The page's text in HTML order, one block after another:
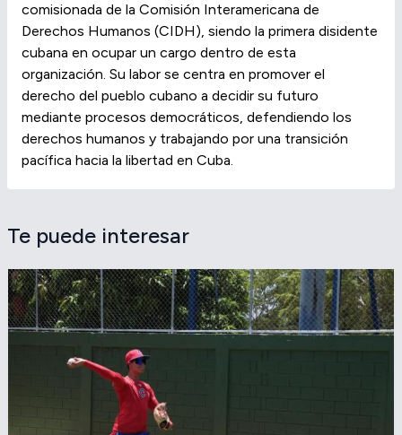
comisionada de la Comisión Interamericana de
Derechos Humanos (CIDH), siendo la primera disidente
cubana en ocupar un cargo dentro de esta
organización. Su labor se centra en promover el
derecho del pueblo cubano a decidir su futuro
mediante procesos democráticos, defendiendo los
derechos humanos y trabajando por una transición
pacífica hacia la libertad en Cuba.
Te puede interesar